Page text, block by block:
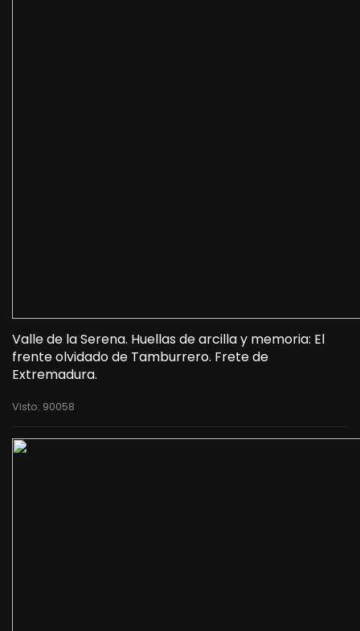
Valle de la Serena. Huellas de arcilla y memoria: El
frente olvidado de Tamburrero. Frete de
Extremadura.
Visto: 90058